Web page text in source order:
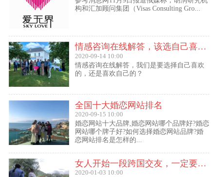
构和汇加顾问集团（Visas Consulting Gro...
情感咨询在线解答，该选自己喜欢的,还是喜欢自己的？
2020-09-14 10:00
情感咨询在线解答，我们是要选择自己喜欢
的，还是喜欢自己的？
全国十大婚恋网站排名
2020-09-15 10:00
婚恋网站十大品牌,婚恋网站哪个品牌好?婚恋
网站哪个牌子好?如何选择婚恋网站品牌?婚
恋网站排名是怎样的...
女人开始一段跨国交友，一定要问自己这几个问题
2020-01-03 10:00